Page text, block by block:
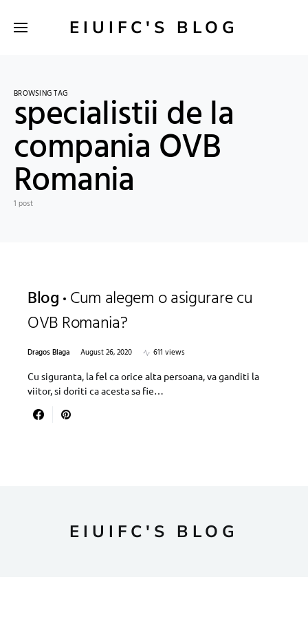
EIUIFC'S BLOG
BROWSING TAG
specialistii de la
compania OVB
Romania
1 post
Blog Cum alegem o asigurare cu
OVB Romania?
Dragos Blaga August 26, 2020
611 views
Cu siguranta, la fel ca orice alta persoana, va ganditi la
viitor, si doriti ca acesta sa fie…
EIUIFC'S BLOG